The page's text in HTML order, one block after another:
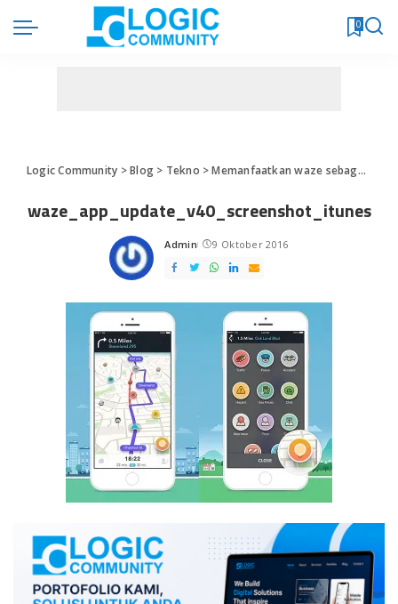
0
Logic Community >Blog> Tekno >Memanfaatkan waze sebagai navigator saat melakukan traveling
waze_app_update_v40_screenshot_itunes
Posted
by
Admin 9 Oktober 2016